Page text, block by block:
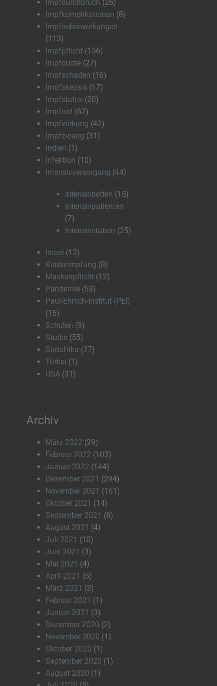
Impfdurchbruch (26)
Impfkomplikationen (8)
Impfnebenwirkungen
(113)
Impfpflicht (156)
Impfquote (27)
Impfschaden (16)
Impfskepsis (17)
Impfstatus (20)
Impftod (62)
Impfwirkung (42)
Impfzwang (31)
Indien (1)
Infektion (10)
Intensivversorgung (44)
Intensivbetten (15)
Intensivpatienten
(7)
Intensivstation (25)
Israel (12)
Kinderimpfung (8)
Maskenpflicht (12)
Pandemie (53)
Paul-Ehrlich-Institut (PEI)
(15)
Schulen (9)
Studie (55)
Südafrika (27)
Türkei (1)
USA (31)
Archiv
März 2022 (29)
Februar 2022 (103)
Januar 2022 (144)
Dezember 2021 (294)
November 2021 (161)
Oktober 2021 (14)
September 2021 (8)
August 2021 (4)
Juli 2021 (10)
Juni 2021 (3)
Mai 2021 (4)
April 2021 (5)
März 2021 (3)
Februar 2021 (1)
Januar 2021 (3)
Dezember 2020 (2)
November 2020 (1)
Oktober 2020 (1)
September 2020 (1)
August 2020 (1)